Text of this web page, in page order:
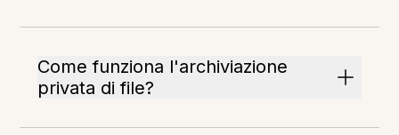
Come funziona l'archiviazione
privata di file?